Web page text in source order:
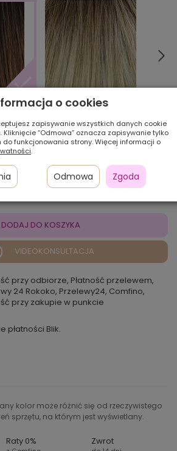
16/22/23/8R
Ilość szt.:
700,00 zł
DODAJ DO KOSZYKA
VIDEOKONSULTACJA
przy odbiorze, Płatność przelewem,
24 Rokoko, Przelewy24, Comfino,
przy zakupie w punkcie
płatności Blik.
kolor może różnić się od rzeczywistego
sprzętu, na którym jest wyświetlany.
Raty 0% Zwrot
o cookies
zapisywanie wszystkich danych cookie
Kliknięcie “Odmowa” oznacza zapisywanie tylko
funkcjonowania strony. Więcej informacji o
.
Odmowa Zgoda